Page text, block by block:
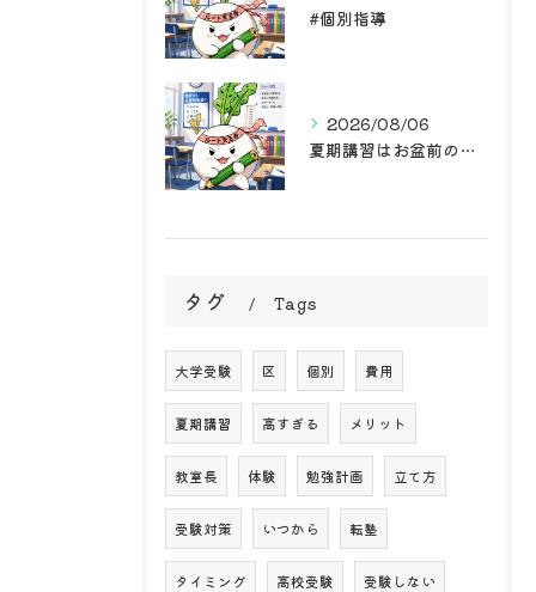
#個別指導
2026/08/06
夏期講習はお盆前の後半戦！学習塾ルート天王寺で最高のお盆前を...
タグ Tags
大学受験 区 個別 費用
夏期講習 高すぎる メリット
教室長 体験 勉強計画 立て方
受験対策 いつから 転塾
タイミング 高校受験 受験しない